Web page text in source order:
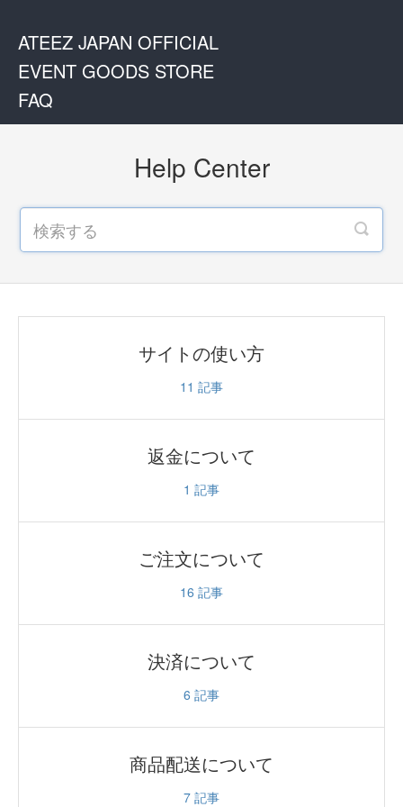
ATEEZ JAPAN OFFICIAL
EVENT GOODS STORE
FAQ
Help Center
サイトの使い方
11 記事
返金について
1 記事
ご注文について
16 記事
決済について
6 記事
商品配送について
7 記事